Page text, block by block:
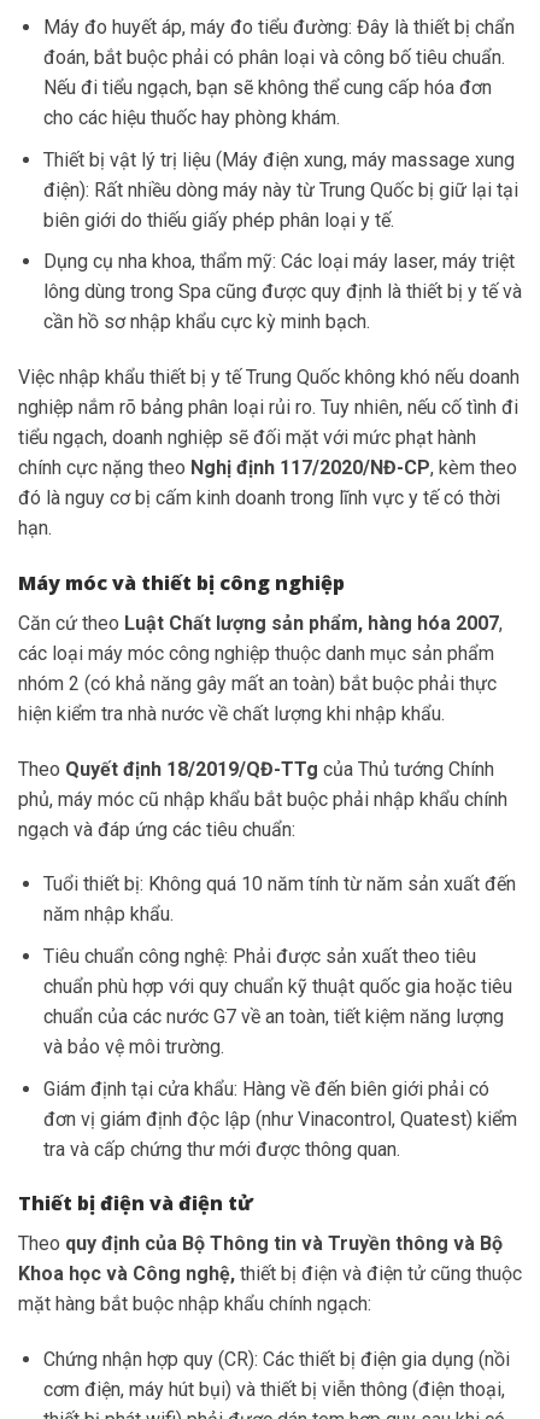
Máy đo huyết áp, máy đo tiểu đường: Đây là thiết bị chẩn
đoán, bắt buộc phải có phân loại và công bố tiêu chuẩn.
Nếu đi tiểu ngạch, bạn sẽ không thể cung cấp hóa đơn
cho các hiệu thuốc hay phòng khám.
Thiết bị vật lý trị liệu (Máy điện xung, máy massage xung
điện): Rất nhiều dòng máy này từ Trung Quốc bị giữ lại tại
biên giới do thiếu giấy phép phân loại y tế.
Dụng cụ nha khoa, thẩm mỹ: Các loại máy laser, máy triệt
lông dùng trong Spa cũng được quy định là thiết bị y tế và
cần hồ sơ nhập khẩu cực kỳ minh bạch.
Việc nhập khẩu thiết bị y tế Trung Quốc không khó nếu doanh
nghiệp nắm rõ bảng phân loại rủi ro. Tuy nhiên, nếu cố tình đi
tiểu ngạch, doanh nghiệp sẽ đối mặt với mức phạt hành
chính cực nặng theo Nghị định 117/2020/NĐ-CP, kèm theo
đó là nguy cơ bị cấm kinh doanh trong lĩnh vực y tế có thời
hạn.
Máy móc và thiết bị công nghiệp
Căn cứ theo Luật Chất lượng sản phẩm, hàng hóa 2007,
các loại máy móc công nghiệp thuộc danh mục sản phẩm
nhóm 2 (có khả năng gây mất an toàn) bắt buộc phải thực
hiện kiểm tra nhà nước về chất lượng khi nhập khẩu.
Theo Quyết định 18/2019/QĐ-TTg của Thủ tướng Chính
phủ, máy móc cũ nhập khẩu bắt buộc phải nhập khẩu chính
ngạch và đáp ứng các tiêu chuẩn:
Tuổi thiết bị: Không quá 10 năm tính từ năm sản xuất đến
năm nhập khẩu.
Tiêu chuẩn công nghệ: Phải được sản xuất theo tiêu
chuẩn phù hợp với quy chuẩn kỹ thuật quốc gia hoặc tiêu
chuẩn của các nước G7 về an toàn, tiết kiệm năng lượng
và bảo vệ môi trường.
Giám định tại cửa khẩu: Hàng về đến biên giới phải có
đơn vị giám định độc lập (như Vinacontrol, Quatest) kiểm
tra và cấp chứng thư mới được thông quan.
Thiết bị điện và điện tử
Theo quy định của Bộ Thông tin và Truyền thông và Bộ
Khoa học và Công nghệ, thiết bị điện và điện tử cũng thuộc
mặt hàng bắt buộc nhập khẩu chính ngạch:
Chứng nhận hợp quy (CR): Các thiết bị điện gia dụng (nồi
cơm điện, máy hút bụi) và thiết bị viễn thông (điện thoại,